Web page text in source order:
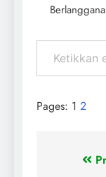
Pages: 1 2